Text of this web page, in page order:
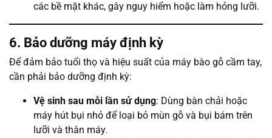
các bề mặt khác, gây nguy hiểm hoặc làm hỏng lưỡi.
6. Bảo dưỡng máy định kỳ
Để đảm bảo tuổi thọ và hiệu suất của máy bào gỗ cầm tay,
cần phải bảo dưỡng định kỳ:
Vệ sinh sau mỗi lần sử dụng: Dùng bàn chải hoặc
máy hút bụi nhỏ để loại bỏ mùn gỗ và bụi bám trên
lưỡi và thân máy.